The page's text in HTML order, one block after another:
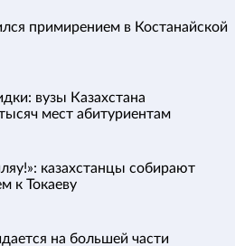
примирением в Костанайской
вузы Казахстана
мест абитуриентам
казахстанцы собирают
к Токаеву
на большей части